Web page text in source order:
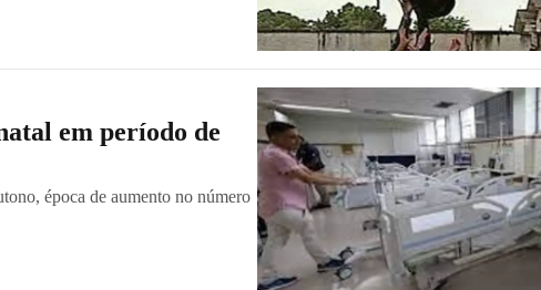
em período de
época de aumento no número